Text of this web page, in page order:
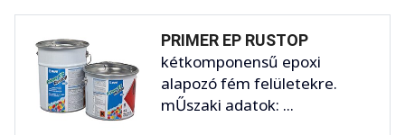
PRIMER EP RUSTOP
kétkomponensű epoxi
alapozó fém felületekre.
mŰszaki adatok: ...